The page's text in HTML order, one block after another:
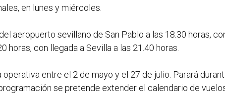
en lunes y miércoles.
aeropuerto sevillano de San Pablo a las 18.30 horas,
horas, con llegada a Sevilla a las 21.40 horas.
operativa entre el 2 de mayo y el 27 de julio. Parará
se pretende extender el calendario de